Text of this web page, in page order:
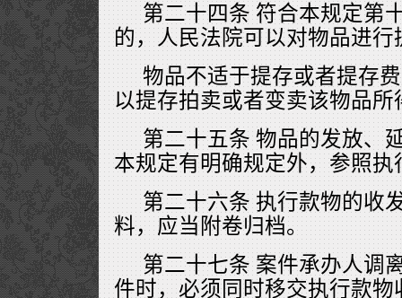
第二十四条 符合本规定第
的，人民法院可以对物品进行
物品不适于提存或者提存
以提存拍卖或者变卖该物品所
第二十五条 物品的发放、
本规定有明确规定外，参照
第二十六条 执行款物的收
料，应当附卷归档。
第二十七条 案件承办人调
件时，必须同时移交执行款